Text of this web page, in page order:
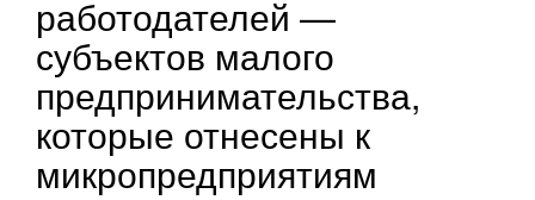
работодателей —
субъектов малого
предпринимательства,
которые отнесены к
микропредприятиям